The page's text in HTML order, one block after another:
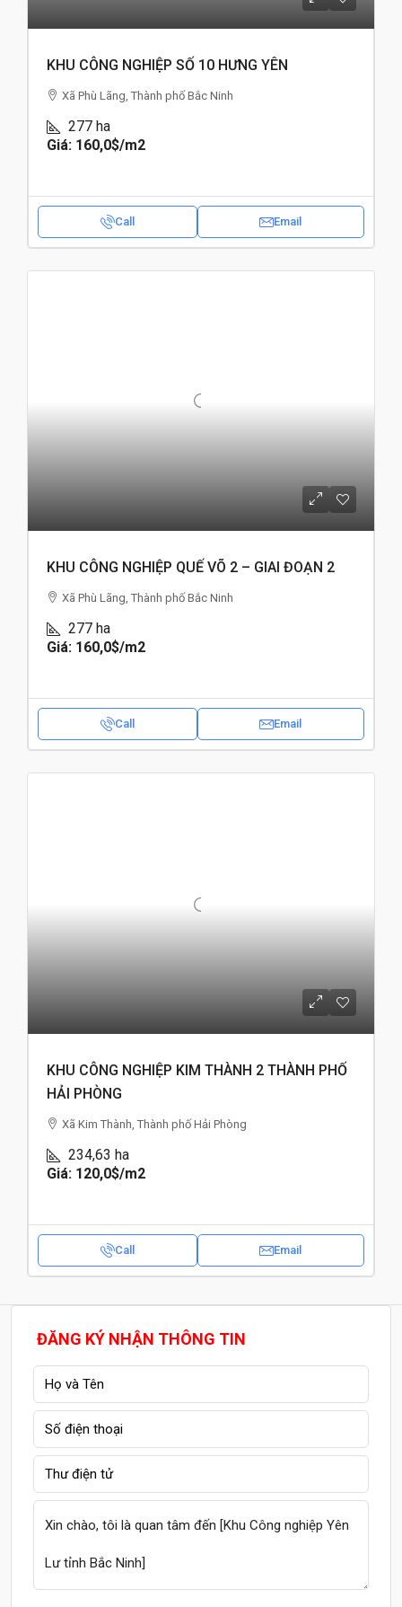
KHU CÔNG NGHIỆP SỐ 10 HƯNG YÊN
Xã Phù Lãng, Thành phố Bắc Ninh
277 ha
Giá: 160,0$/m2
Call Email
KHU CÔNG NGHIỆP QUẾ VÕ 2 – GIAI ĐOẠN 2
Xã Phù Lãng, Thành phố Bắc Ninh
277 ha
Giá: 160,0$/m2
Call Email
KHU CÔNG NGHIỆP KIM THÀNH 2 THÀNH PHỐ
HẢI PHÒNG
Xã Kim Thành, Thành phố Hải Phòng
234,63 ha
Giá: 120,0$/m2
Call Email
ĐĂNG KÝ NHẬN THÔNG TIN